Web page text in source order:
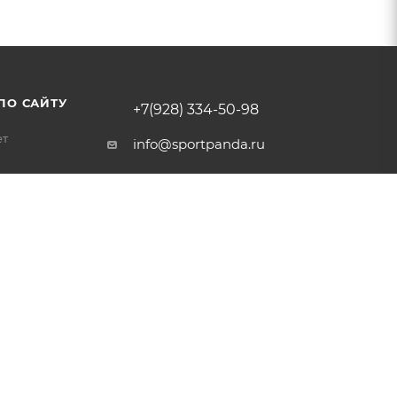
САЙТУ +7(928) 334-50-98
info@sportpanda.ru